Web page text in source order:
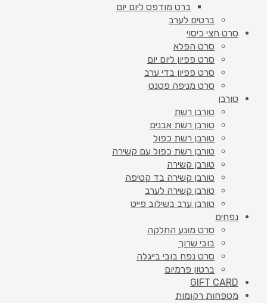
ברט מודפס ליום יום
ברטים לערב
סרט חצי כיסוי
סרט הפלא
סרט פפיון ליום יום
סרט פפיון בדי ערב
סרט מניפה פטנט
טורבן
טורבן רשת
טורבן רשת אבנים
טורבן רשת כפול
טורבן רשת כפול עם קשירה
טורבן קשירה
טורבן קשירה בד קטיפה
טורבן קשירה לערב
טורבן ערב בשילוב פייט
נפחים
סרט מונע החלקה
בובי שרוך
סרט נפח בובי בייגלה
ברטון פרמיום
GIFT CARD
מטפחות רקומות